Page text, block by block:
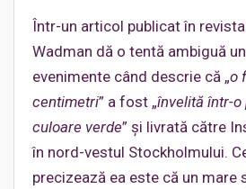
Într-un articol publicat în revista
Wadman dă o tentă ambiguă
evenimente când descrie că „o
centimetri” a fost „învelită într-o
culoare verde” și livrată către
în nord-vestul Stockholmului.
precizează ea este că un mare